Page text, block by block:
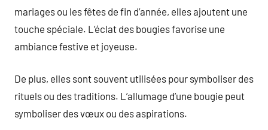
mariages ou les fêtes de fin d’année, elles ajoutent une
touche spéciale. L’éclat des bougies favorise une
ambiance festive et joyeuse.
De plus, elles sont souvent utilisées pour symboliser des
rituels ou des traditions. L’allumage d’une bougie peut
symboliser des vœux ou des aspirations.